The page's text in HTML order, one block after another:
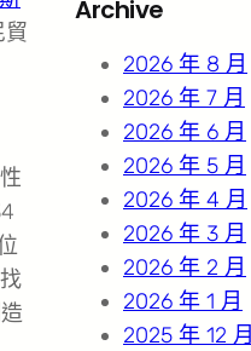
貿
c
Archive
2026 年 8 月
2026 年 7 月
2026 年 6 月
2026 年 5 月
2026 年 4 月
2026 年 3 月
2026 年 2 月
2026 年 1 月
2025 年 12 月